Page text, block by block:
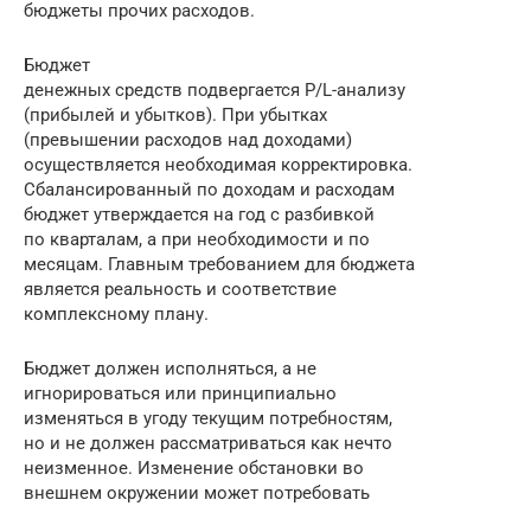
бюджеты прочих расходов.
Бюджет
денежных средств подвергается P/L-анализу
(прибылей и убытков). При убытках
(превышении расходов над доходами)
осуществляется необходимая корректировка.
Сбалансированный по доходам и расходам
бюджет утверждается на год с разбивкой
по кварталам, а при необходимости и по
месяцам. Главным требованием для бюджета
является реальность и соответствие
комплексному плану.
Бюджет должен исполняться, а не
игнорироваться или принципиально
изменяться в угоду текущим потребностям,
но и не должен рассматриваться как нечто
неизменное. Изменение обстановки во
внешнем окружении может потребовать